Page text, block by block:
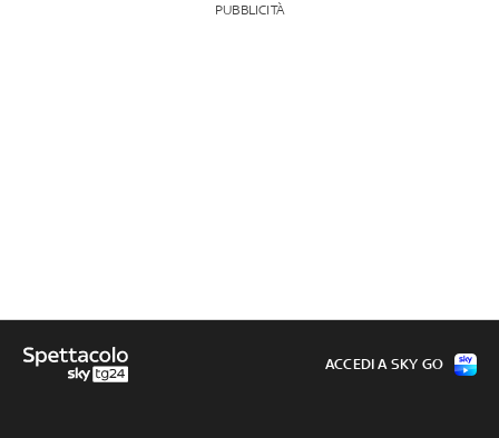
PUBBLICITÀ
ACCEDI A SKY GO